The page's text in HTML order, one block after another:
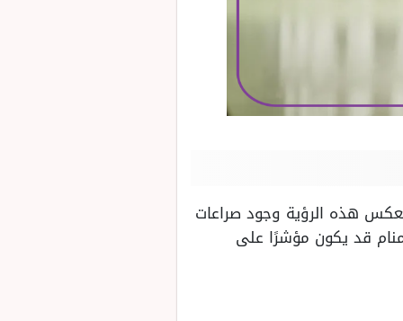
تعكس هذه الرؤية وجود صراعات
قد يكون مؤشرًا على